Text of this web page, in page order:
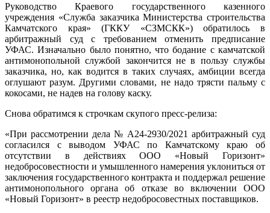
Руководство Краевого государственного казенного
учреждения «Служба заказчика Министерства строительства
Камчатского края» (ГККУ «СЗМСКК») обратилось в
арбитражный суд с требованием отменить предписание
УФАС. Изначально было понятно, что бодание с камчатской
антимонопольной службой закончится не в пользу службы
заказчика, но, как водится в таких случаях, амбиции всегда
оглушают разум. Другими словами, не надо трясти пальму с
кокосами, не надев на голову каску.
Снова обратимся к строчкам скупого пресс-релиза:
«При рассмотрении дела № А24-2930/2021 арбитражный суд
согласился с выводом УФАС по Камчатскому краю об
отсутствии в действиях ООО «Новый Горизонт»
недобросовестности и умышленного намерения уклониться от
заключения государственного контракта и поддержал решение
антимонопольного органа об отказе во включении ООО
«Новый Горизонт» в реестр недобросовестных поставщиков.